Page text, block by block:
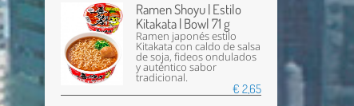
Ramen Shoyu | Estilo
Kitakata | Bowl 71 g
Ramen japonés estilo
Kitakata con caldo de salsa
de soja, fideos ondulados
y auténtico sabor
tradicional.
€ 2,65